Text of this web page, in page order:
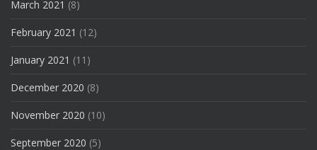
March 2021 (8)
February 2021 (12)
January 2021 (11)
December 2020 (8)
November 2020 (10)
September 2020 (5)